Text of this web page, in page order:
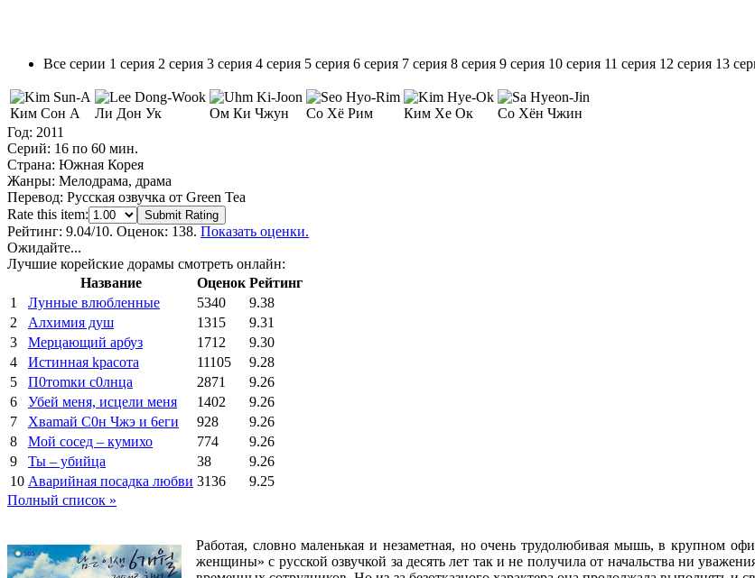
Все серии 1 серия 2 серия 3 серия 4 серия 5 серия 6 серия 7 серия 8 серия 9 серия 10 серия 11 серия 12 серия 13
Ким Сон А Ли Дон Ук Ом Ки Чжун Со Хё Рим Ким Хе Ок
Со Хён Чжин
Год: 2011
Серий: 16 по 60 мин.
Страна: Южная Корея
Жанры: Мелодрама, драма
Перевод: Русская озвучка от Green Tea
Rate this item:
Submit Rating
Рейтинг: 9.04/10. Оценок: 138. Показать оценки.
Ожидайте...
Лучшие корейские дорамы смотреть онлайн:
Название
Оценок Рейтинг
1
Лунные влюбленные 5340
9.38
2
Алхимия душ 1315
9.31
3
Мерцающий арбуз 1712
9.30
4
Иcтиннaя kрасoтa 11105
9.28
5
П0тоmки c0лнцa 2871
9.26
6
Убей меня, исцели меня 1402
9.26
7
Xваmай С0н Чжэ и 6еги 928
9.26
8
Мой сосед – кумихо 774
9.26
9
Ты – убийца 38
9.26
10 Аварийная посадка любви 3136
9.25
Полный список »
Работая, словно маленькая и незаметная, но очень трудолюбивая мышь, в крупном
женщины» с русской озвучкой за десять лет так и не получила от начальства ни